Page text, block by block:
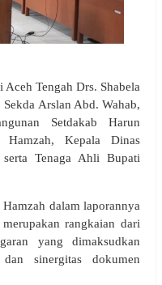
Tengah Drs. Shabela
Arslan Abd. Wahab,
Setdakab Harun
Kepala Dinas
serta Tenaga Ahli Bupati
dalam laporannya
rangkaian dari
yang dimaksudkan
sinergitas dokumen